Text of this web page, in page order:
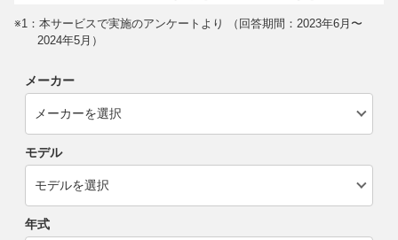
※1：本サービスで実施のアンケートより （回答期間：2023年6月〜
2024年5月）
メーカー
モデル
年式